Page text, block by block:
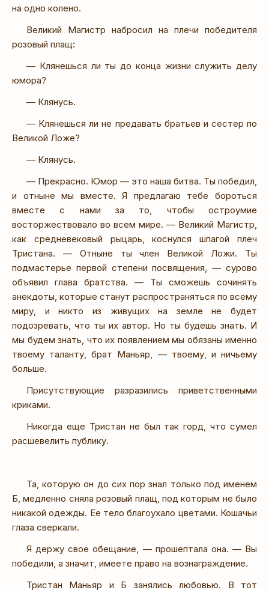
на одно колено.
Великий Магистр набросил на плечи победителя
розовый плащ:
— Клянешься ли ты до конца жизни служить делу
юмора?
— Клянусь.
— Клянешься ли не предавать братьев и сестер по
Великой Ложе?
— Клянусь.
— Прекрасно. Юмор — это наша битва. Ты победил,
и отныне мы вместе. Я предлагаю тебе бороться
вместе с нами за то, чтобы остроумие
восторжествовало во всем мире. — Великий Магистр,
как средневековый рыцарь, коснулся шпагой плеч
Тристана. — Отныне ты член Великой Ложи. Ты
подмастерье первой степени посвящения, — сурово
объявил глава братства. — Ты сможешь сочинять
анекдоты, которые станут распространяться по всему
миру, и никто из живущих на земле не будет
подозревать, что ты их автор. Но ты будешь знать. И
мы будем знать, что их появлением мы обязаны именно
твоему таланту, брат Маньяр, — твоему, и ничьему
больше.
Присутствующие разразились приветственными
криками.
Никогда еще Тристан не был так горд, что сумел
расшевелить публику.
Та, которую он до сих пор знал только под именем
Б, медленно сняла розовый плащ, под которым не было
никакой одежды. Ее тело благоухало цветами. Кошачьи
глаза сверкали.
Я держу свое обещание, — прошептала она. — Вы
победили, а значит, имеете право на вознаграждение.
Тристан Маньяр и Б занялись любовью. В тот